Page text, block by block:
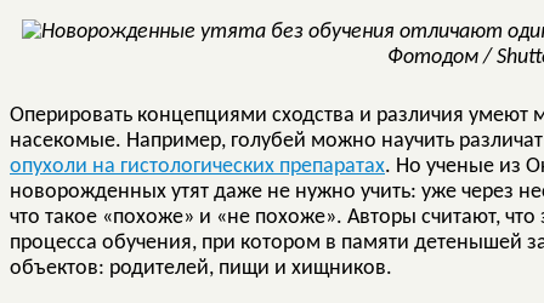
Фотодом /
Оперировать концепциями сходства и различия
насекомые. Например, голубей можно научить
опухоли на гистологических препаратах. Но ученые из
новорожденных утят даже не нужно учить: уже через
что такое «похоже» и «не похоже». Авторы считают,
процесса обучения, при котором в памяти детенышей
объектов: родителей, пищи и хищников.